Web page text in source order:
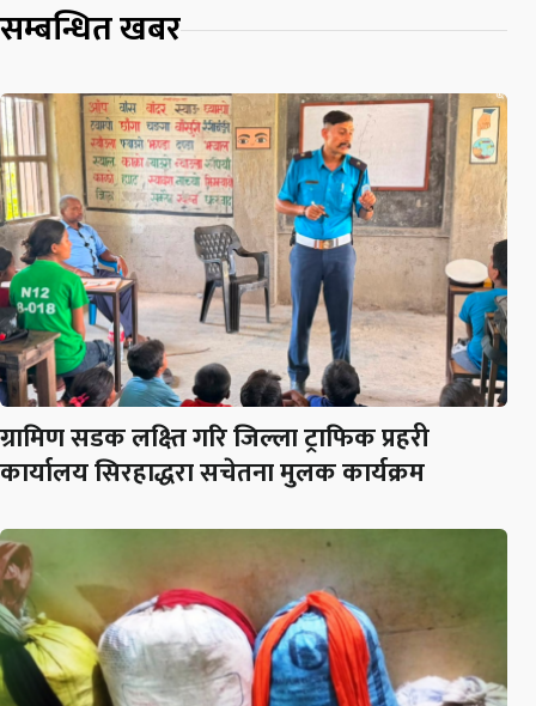
सम्बन्धित खबर
ग्रामिण सडक लक्ष्ति गरि जिल्ला ट्राफिक प्रहरी
कार्यालय सिरहाद्धरा सचेतना मुलक कार्यक्रम